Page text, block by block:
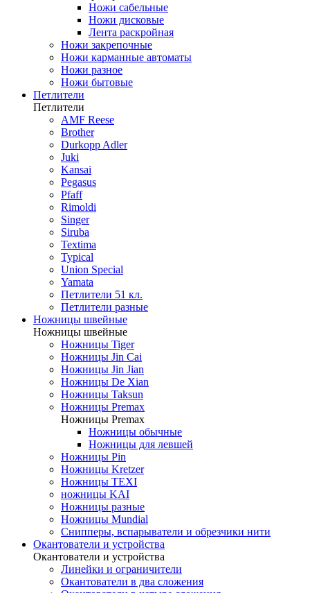
Ножи сабельные
Ножи дисковые
Лента раскройная
Ножи закрепочные
Ножи карманные автоматы
Ножи разное
Ножи бытовые
Петлители
Петлители
AMF Reese
Brother
Durkopp Adler
Juki
Kansai
Pegasus
Pfaff
Rimoldi
Singer
Siruba
Textima
Typical
Union Special
Yamata
Петлители 51 кл.
Петлители разные
Ножницы швейные
Ножницы швейные
Ножницы Tiger
Ножницы Jin Cai
Ножницы Jin Jian
Ножницы De Xian
Ножницы Taksun
Ножницы Premax
Ножницы Premax
Ножницы обычные
Ножницы для левшей
Ножницы Pin
Ножницы Kretzer
Ножницы TEXI
ножницы KAI
Ножницы разные
Ножницы Mundial
Снипперы, вспарыватели и обрезчики нити
Окантователи и устройства
Окантователи и устройства
Линейки и ограничители
Окантователи в два сложения